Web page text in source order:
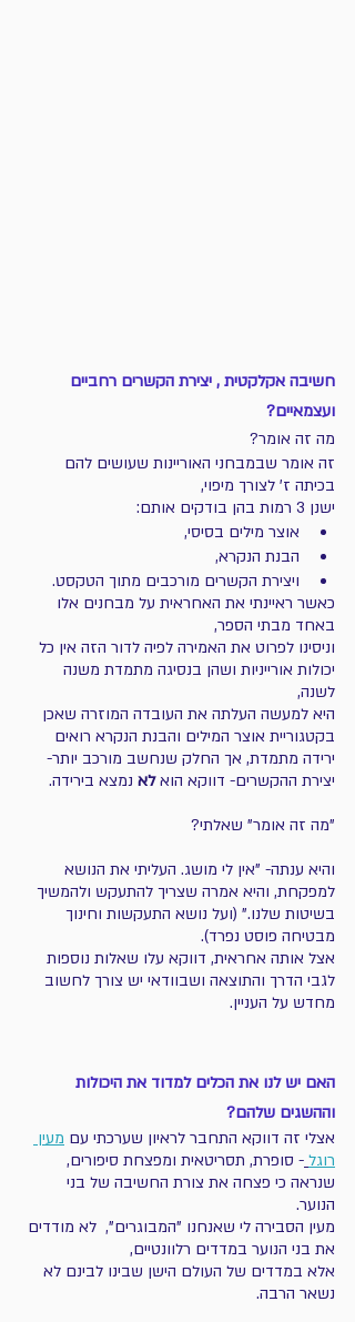
חשיבה אקלקטית , יצירת הקשרים רחביים
ועצמאיים?
מה זה אומר?
זה אומר שבמבחני האוריינות שעושים להם
בכיתה ז' לצורך מיפוי,
ישנן 3 רמות בהן בודקים אותם:
אוצר מילים בסיסי,
הבנת הנקרא,
ויצירת הקשרים מורכבים מתוך הטקסט.
כאשר ראיינתי את האחראית על מבחנים אלו
באחד מבתי הספר,
וניסינו לפרוט את האמירה לפיה לדור הזה אין כל
יכולות אורייניות ושהן בנסיגה מתמדת משנה
לשנה,
היא למעשה העלתה את העובדה המוזרה שאכן
בקטגוריית אוצר המילים והבנת הנקרא רואים
ירידה מתמדת, אך החלק שנחשב מורכב יותר-
יצירת ההקשרים- דווקא הוא לא נמצא בירידה.
"מה זה אומר" שאלתי?
והיא ענתה- "אין לי מושג. העליתי את הנושא
למפקחת, והיא אמרה שצריך להתעקש ולהמשיך
בשיטות שלנו." (ועל נושא התעקשות וחינוך
מבטיחה פוסט נפרד).
אצל אותה אחראית, דווקא עלו שאלות נוספות
לגבי הדרך והתוצאה ושבוודאי יש צורך לחשוב
מחדש על העניין.
האם יש לנו את הכלים למדוד את היכולות
וההשגים שלהם?
אצלי זה דווקא התחבר לראיון שערכתי עם מעין
רוגל - סופרת, תסריטאית ומפצחת סיפורים,
שנראה כי פצחה את צורת החשיבה של בני
הנוער.
מעין הסבירה לי שאנחנו "המבוגרים",  לא מודדים
את בני הנוער במדדים רלוונטיים,
אלא במדדים של העולם הישן שבינו לבינם לא
נשאר הרבה.